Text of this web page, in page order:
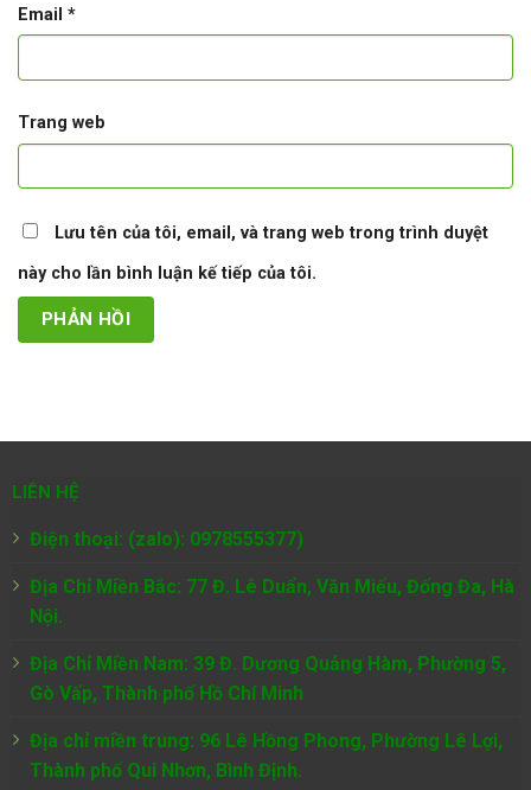
Email *
Trang web
Lưu tên của tôi, email, và trang web trong trình duyệt
này cho lần bình luận kế tiếp của tôi.
LIÊN HỆ
Điện thoại: (zalo): 0978555377)
Địa Chỉ Miền Bắc: 77 Đ. Lê Duẩn, Văn Miếu, Đống Đa, Hà
Nội.
Địa Chỉ Miền Nam: 39 Đ. Dương Quảng Hàm, Phường 5,
Gò Vấp, Thành phố Hồ Chí Minh
Địa chỉ miền trung: 96 Lê Hồng Phong, Phường Lê Lợi,
Thành phố Qui Nhơn, Bình Định.